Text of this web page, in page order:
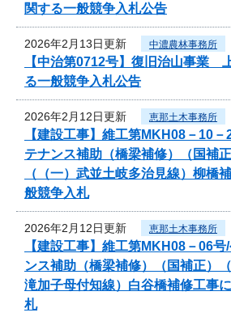
関する一般競争入札公告
2026年2月13日更新 中濃農林事務所
【中治第0712号】復旧治山事業
る一般競争入札公告
2026年2月12日更新 恵那土木事務所
【建設工事】維工第MKH08－10
テナンス補助（橋梁補修）（国補正
（（一）武並土岐多治見線）柳橋
般競争入札
2026年2月12日更新 恵那土木事務所
【建設工事】維工第MKH08－06
ンス補助（橋梁補修）（国補正）
滝加子母付知線）白谷橋補修工事
札